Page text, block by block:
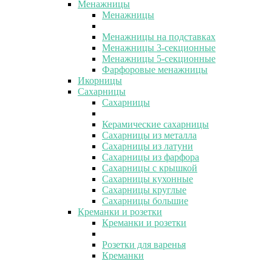
Менажницы
Менажницы
Менажницы на подставках
Менажницы 3-секционные
Менажницы 5-секционные
Фарфоровые менажницы
Икорницы
Сахарницы
Сахарницы
Керамические сахарницы
Сахарницы из металла
Сахарницы из латуни
Сахарницы из фарфора
Сахарницы с крышкой
Сахарницы кухонные
Сахарницы круглые
Сахарницы большие
Креманки и розетки
Креманки и розетки
Розетки для варенья
Креманки